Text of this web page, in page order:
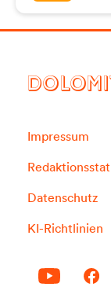
Impressum
Datenschutz
KI-Richtlinien